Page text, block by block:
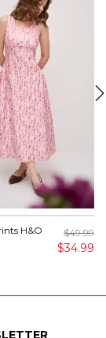
H&O $49.99
$34.99